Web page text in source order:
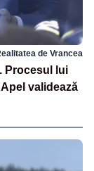
de Vrancea
Procesul lui
validează